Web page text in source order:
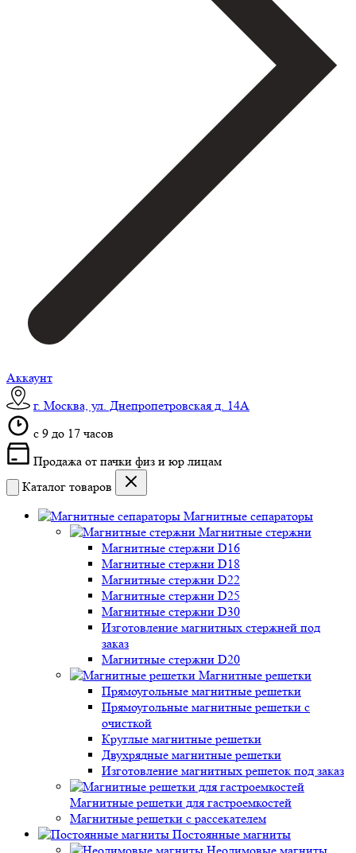
Аккаунт
г. Москва, ул. Днепропетровская д. 14А
c 9 до 17 часов
Продажа от пачки физ и юр лицам
Каталог товаров
Магнитные сепараторы
Магнитные стержни
Магнитные стержни D16
Магнитные стержни D18
Магнитные стержни D22
Магнитные стержни D25
Магнитные стержни D30
Изготовление магнитных стержней под
заказ
Магнитные стержни D20
Магнитные решетки
Прямоугольные магнитные решетки
Прямоугольные магнитные решетки с
очисткой
Круглые магнитные решетки
Двухрядные магнитные решетки
Изготовление магнитных решеток под заказ
Магнитные решетки для гастроемкостей
Магнитные решетки с рассекателем
Постоянные магниты